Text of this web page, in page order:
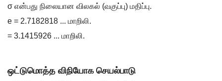
σ என்பது நிலையான விலகல் (வகுப்பு) மதிப்பு.
e = 2.7182818 ... மாறிலி.
= 3.1415926 ... மாறிலி.
ஒட்டுமொத்த விநியோக செயல்பாடு